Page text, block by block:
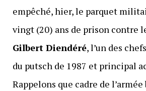
empêché, hier, le parquet
vingt (20) ans de prison contre
Gilbert Diendéré, l’un des
du putsch de 1987 et principal
Rappelons que cadre de